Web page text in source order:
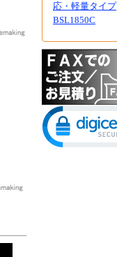
応・軽量タイプ
BSL1850C